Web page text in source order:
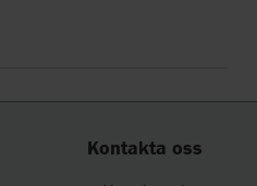
Kontakta oss